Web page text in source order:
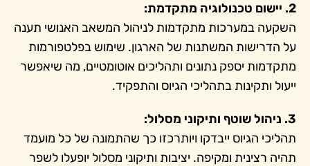
2. יישום טכנולוגיה מתקדמת:
השקעה במערכות מתקדמות לניהול המשאב האנושי תענה
על הדרישות המשתנות של הארגון. שימוש בפלטפורמות
מתקדמות יספק נתונים ותהליכים אוטומטיים, מה שיאפשר
ייעול ותקינות בתהליכי הגיוס והתפקיד.
3. ניהול שוטף ותיקוני מסלול:
תהליכי הגיוס ייבדקו ויותרכזו כך שהתמונה של כל מועמד
תהיה רצינית ומקיפה. יציבות ותיקוני מסלול יופעלו לשפר